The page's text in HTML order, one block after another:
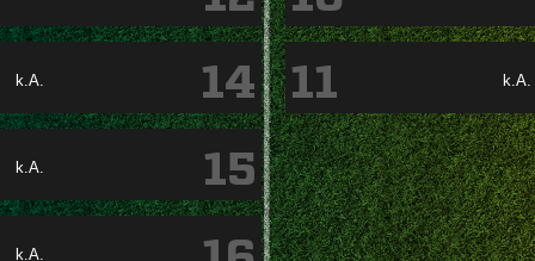
k.A. 14
k.A. 15
k.A.
k.A.
11